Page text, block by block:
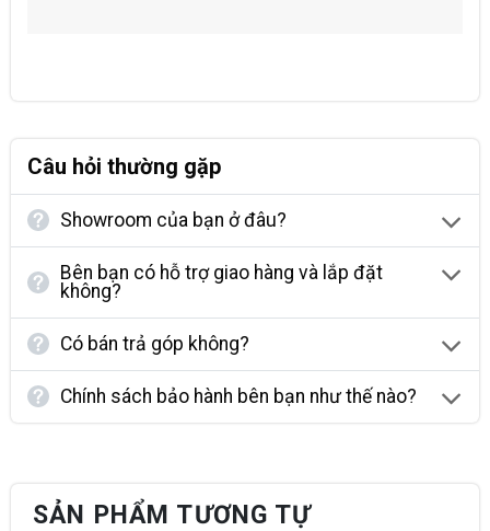
Câu hỏi thường gặp
Showroom của bạn ở đâu?
Bên bạn có hỗ trợ giao hàng và lắp đặt
không?
Có bán trả góp không?
Chính sách bảo hành bên bạn như thế nào?
SẢN PHẨM TƯƠNG TỰ